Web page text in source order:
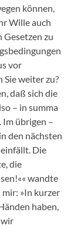
können,
Wille auch
Gesetzen zu
vor
weiter zu?
daß sich die
– in summa
Im übrigen –
den nächsten
Die
die
wandte
mir: »In kurzer
haben,
wir